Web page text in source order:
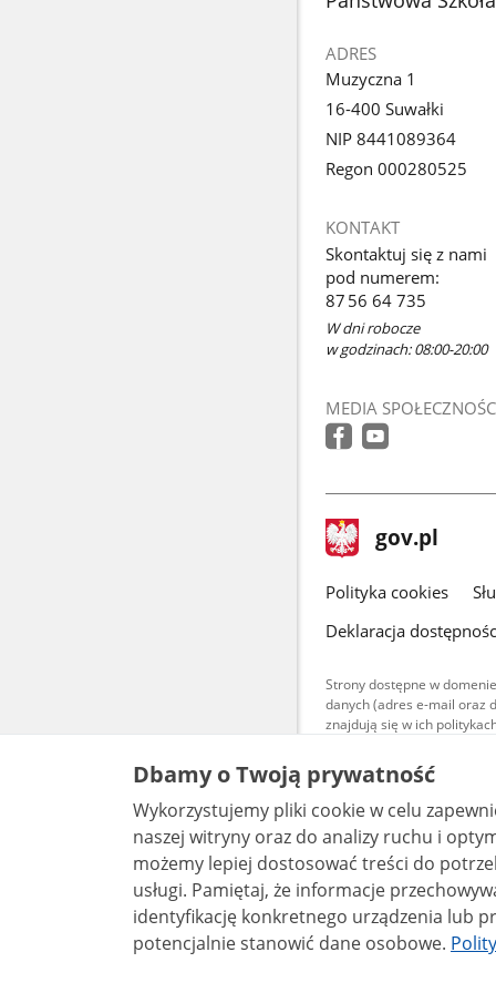
ADRES
Muzyczna 1
16-400 Suwałki
NIP 8441089364
Regon 000280525
KONTAKT
Skontaktuj się z nami
pod numerem:
87 56 64 735
W dni robocze
w godzinach: 08:00-20:00
MEDIA
stopka
gov.pl Strona
gov.pl
gov.pl
Polityka cookies
Deklaracja
Strony dostępne w
danych (adres e-mail oraz
znajdują się w ich
Treści
warunkach
są
bez utworów
Dbamy o Twoją prywatność
Wykorzystujemy pliki cookie w celu
naszej witryny oraz do analizy ruchu i
możemy lepiej dostosować treści do
usługi. Pamiętaj, że informacje przechowywane w plikach cookie mogą pozwalać na
identyfikację konkretnego urządzenia lub
potencjalnie stanowić dane osobowe.